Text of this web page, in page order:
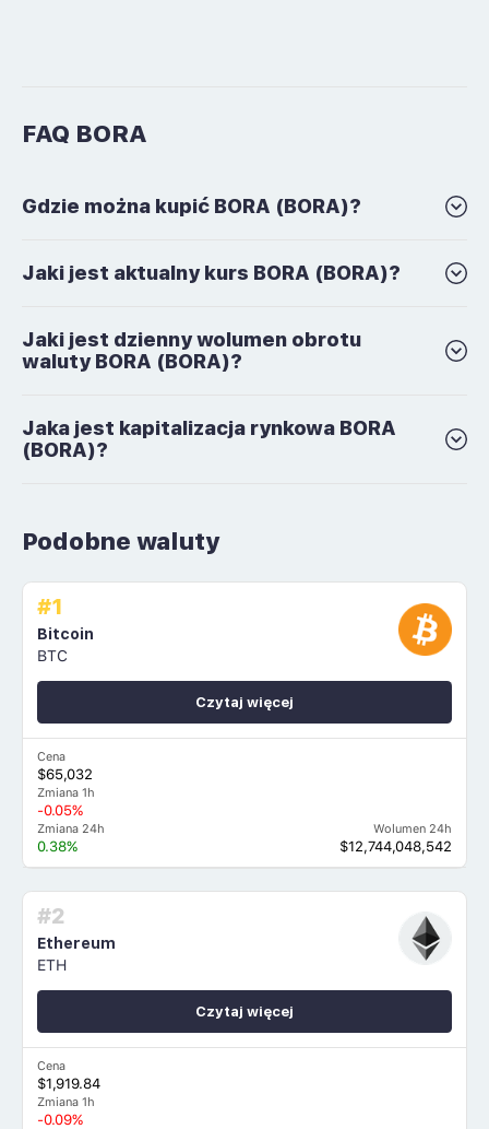
FAQ BORA
Gdzie można kupić BORA (BORA)?
Jaki jest aktualny kurs BORA (BORA)?
Jaki jest dzienny wolumen obrotu
waluty BORA (BORA)?
Jaka jest kapitalizacja rynkowa BORA
(BORA)?
Podobne waluty
#1
Bitcoin
BTC
Cena
$65,032
Zmiana 1h
-0.05%
Zmiana 24h
0.38%
Wolumen 24h
$12,744,048,542
Czytaj więcej
#2
Ethereum
ETH
Cena
$1,919.84
Zmiana 1h
-0.09%
Czytaj więcej